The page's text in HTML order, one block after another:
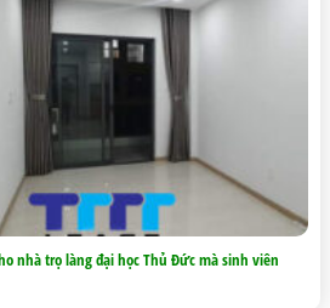
nhà trọ làng đại học Thủ Đức mà sinh viên